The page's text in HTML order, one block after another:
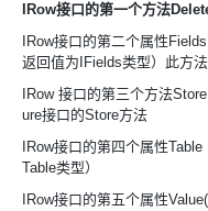
IRow接口的第一个方法
IRow接口的第二个属性
返回值为IFields类型）此方
IRow 接口的第三个方法
ure接口的Store方法
IRow接口的第四个属性
Table类型）
IRow接口的第五个属性